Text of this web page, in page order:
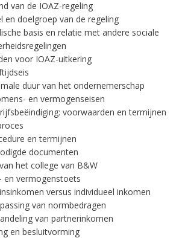
van de IOAZ-regeling
en doelgroep van de regeling
basis en relatie met andere sociale
voor IOAZ-uitkering
duur van het ondernemerschap
en vermogenseisen
voorwaarden en termijnen
en termijnen
documenten
het college van B&W
en vermogenstoets
versus individueel inkomen
van normbedragen
van partnerinkomen
en besluitvorming